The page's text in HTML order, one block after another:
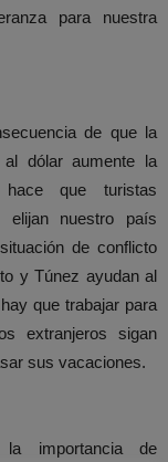
para nuestra
de que la
dólar aumente la
que turistas
elijan nuestro país
de conflicto
y Túnez ayudan al
que trabajar para
extranjeros sigan
sus vacaciones.
importancia de